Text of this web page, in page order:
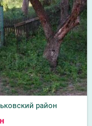
район